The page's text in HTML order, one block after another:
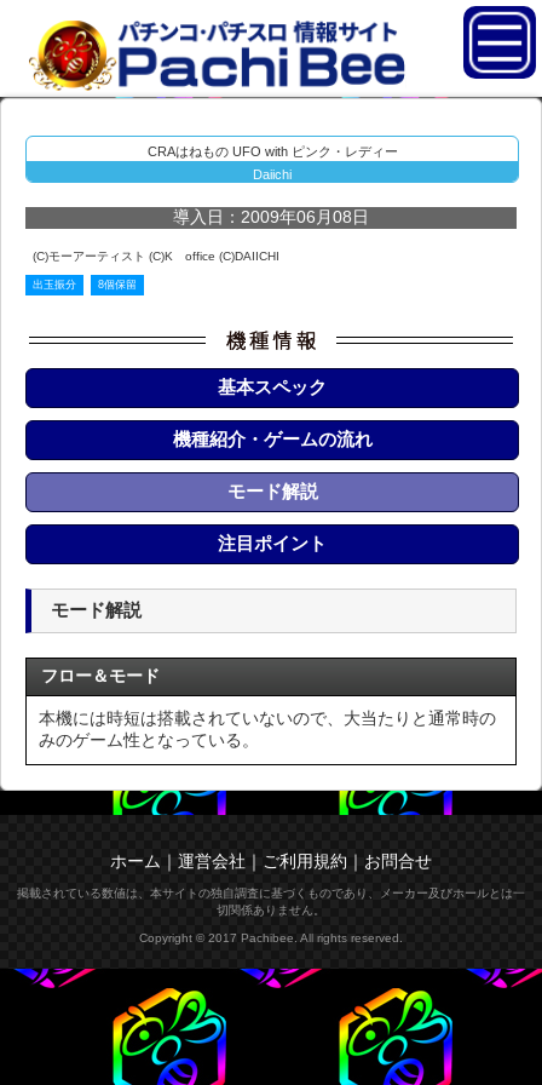
CRAはねもの UFO with ピンク・レディー
Daiichi
導入日：2009年06月08日
(C)モーアーティスト (C)K office (C)DAIICHI
出玉振分 8個保留
基本スペック
機種紹介・ゲームの流れ
モード解説
注目ポイント
モード解説
フロー＆モード
本機には時短は搭載されていないので、大当たりと通常時の
みのゲーム性となっている。
ホーム ｜ 運営会社 ｜ ご利用規約 ｜ お問合せ
掲載されている数値は、本サイトの独自調査に基づくものであり、メーカー及びホールとは一
切関係ありません。
Copyright © 2017 Pachibee. All rights reserved.